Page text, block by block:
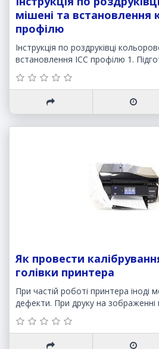
мішені та встановлення
профілю
Інструкція по роздруківці
встановлення ICC профілю 1.
Як провести
голівки принтера
При частій роботі принтера іноді
дефекти. При друку на